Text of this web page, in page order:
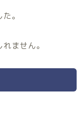
。
ません。